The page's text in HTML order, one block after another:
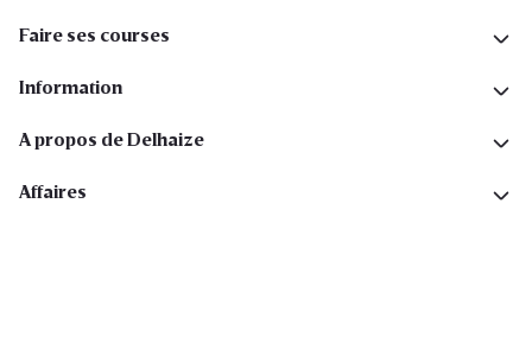
Faire ses courses
Information
A propos de Delhaize
Affaires